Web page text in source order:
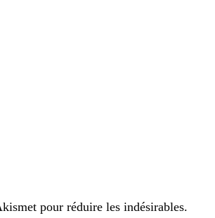
pour réduire les indésirables.